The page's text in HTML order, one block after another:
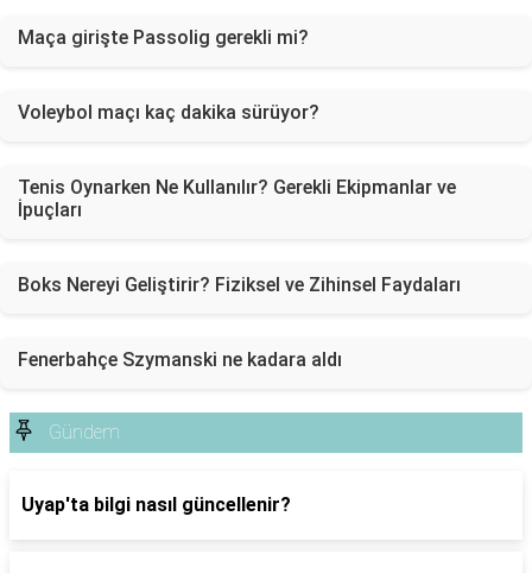
Maça girişte Passolig gerekli mi?
Voleybol maçı kaç dakika sürüyor?
Tenis Oynarken Ne Kullanılır? Gerekli Ekipmanlar ve
İpuçları
Boks Nereyi Geliştirir? Fiziksel ve Zihinsel Faydaları
Fenerbahçe Szymanski ne kadara aldı
Gündem
Uyap'ta bilgi nasıl güncellenir?